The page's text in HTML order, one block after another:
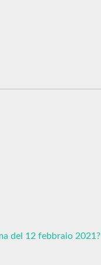
del 12 febbraio 2021?